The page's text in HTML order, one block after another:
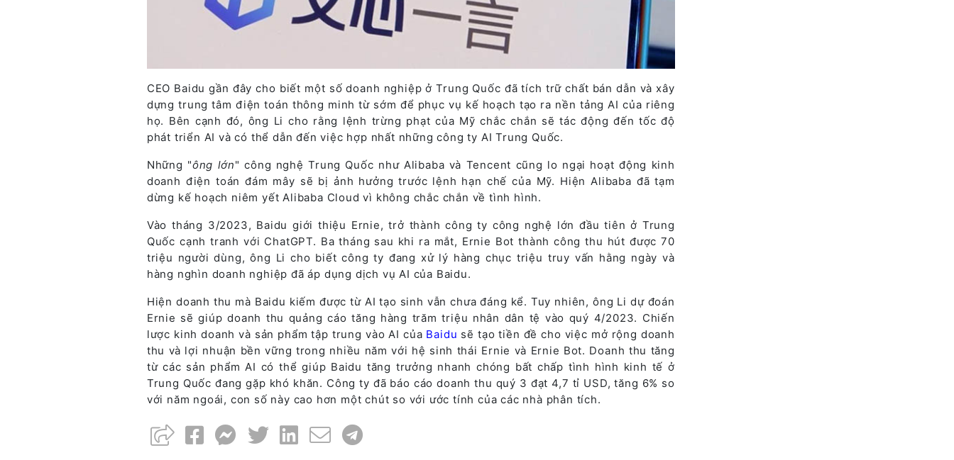
CEO Baidu gần đây cho biết một số doanh nghiệp ở Trung Quốc đã tích trữ chất bán dẫn và xây
dựng trung tâm điện toán thông minh từ sớm để phục vụ kế hoạch tạo ra nền tảng AI của riêng
họ. Bên cạnh đó, ông Li cho rằng lệnh trừng phạt của Mỹ chắc chắn sẽ tác động đến tốc độ
phát triển AI và có thể dẫn đến việc hợp nhất những công ty AI Trung Quốc.
Những "ông lớn" công nghệ Trung Quốc như Alibaba và Tencent cũng lo ngại hoạt động kinh
doanh điện toán đám mây sẽ bị ảnh hưởng trước lệnh hạn chế của Mỹ. Hiện Alibaba đã tạm
dừng kế hoạch niêm yết Alibaba Cloud vì không chắc chắn về tình hình.
Vào tháng 3/2023, Baidu giới thiệu Ernie, trở thành công ty công nghệ lớn đầu tiên ở Trung
Quốc cạnh tranh với ChatGPT. Ba tháng sau khi ra mắt, Ernie Bot thành công thu hút được 70
triệu người dùng, ông Li cho biết công ty đang xử lý hàng chục triệu truy vấn hằng ngày và
hàng nghìn doanh nghiệp đã áp dụng dịch vụ AI của Baidu.
Hiện doanh thu mà Baidu kiếm được từ AI tạo sinh vẫn chưa đáng kể. Tuy nhiên, ông Li dự đoán
Ernie sẽ giúp doanh thu quảng cáo tăng hàng trăm triệu nhân dân tệ vào quý 4/2023. Chiến
lược kinh doanh và sản phẩm tập trung vào AI của Baidu sẽ tạo tiền đề cho việc mở rộng doanh
thu và lợi nhuận bền vững trong nhiều năm với hệ sinh thái Ernie và Ernie Bot. Doanh thu tăng
từ các sản phẩm AI có thể giúp Baidu tăng trưởng nhanh chóng bất chấp tình hình kinh tế ở
Trung Quốc đang gặp khó khăn. Công ty đã báo cáo doanh thu quý 3 đạt 4,7 tỉ USD, tăng 6% so
với năm ngoái, con số này cao hơn một chút so với ước tính của các nhà phân tích.